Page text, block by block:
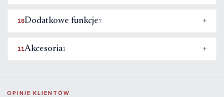
10Dodatkowe funkcje7
11Akcesoria1
OPINIE KLIENTÓW